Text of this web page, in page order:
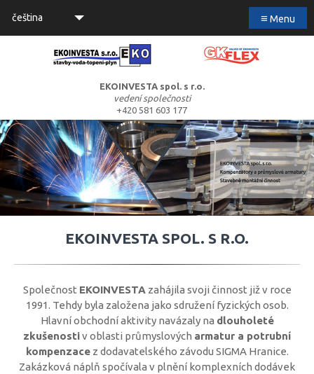
≡ Menu
čeština
EKOINVESTA SPOL. S R.O.
Společnost EKOINVESTA zahájila svoji činnost již v roce
1991. Tehdy byla založena jako sdružení fyzických osob.
Hlavní obchodní aktivity navázaly na dlouholeté
zkušenostiv oblasti průmyslových armatur a potrubní
kompenzacez dodavatelského závodu SIGMA Hranice.
Zakázková náplň spočívala v plnění komplexních dodávek
EKOINVESTA spol. s r.o.
vedení společnosti
+420 581 603 177